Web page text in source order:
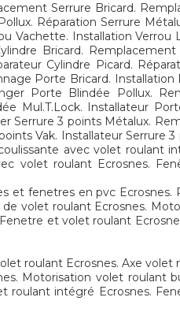
Serrure Bricard.
Réparation Serrure
Vachette. Installation
Bricard.
Cylindre Picard.
Porte Bricard.
Porte Blindée Pollux.
Mul.T.Lock. Installateur
Serrure 3 points Métalux.
Vak. Installateur Serrure
avec volet roulant
volet roulant Ecrosnes.
et fenetres en pvc
volet roulant Ecrosnes.
et volet roulant
roulant Ecrosnes. Axe
Motorisation volet roulant
intégré Ecrosnes.